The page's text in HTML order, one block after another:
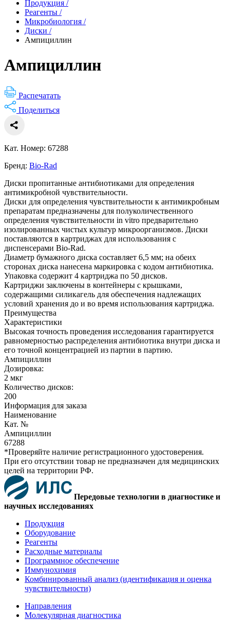
Продукция /
Реагенты /
Микробиология /
Диски /
Ампициллин
Ампициллин
Распечатать
Поделиться
Кат. Номер: 67288
Бренд: Bio-Rad
Диски пропитанные антибиотиками для определения
антимикробной чувствительности.
Диски для определения чувствительности к антимикробным
препаратам предназначены для полуколичественного
определения чувствительности in vitro предварительно
изолированных чистых культур микроорганизмов. Диски
поставляются в картриджах для использования с
диспенсерами Bio-Rad.
Диаметр бумажного диска составляет 6,5 мм; на обеих
сторонах диска нанесена маркировка с кодом антибиотика.
Упаковка содержит 4 картриджа по 50 дисков.
Картриджи заключены в контейнеры с крышками,
содержащими силикагель для обеспечения надлежащих
условий хранения до и во время использования картриджа.
Преимущества
Характеристики
Высокая точность проведения исследования гарантируется
равномерностью распределения антибиотика внутри диска и
его точной концентрацией из партии в партию.
Ампициллин
Дозировка:
2 мкг
Количество дисков:
200
Информация для заказа
Наименование
Кат. №
Ампициллин
67288
*Проверяйте наличие регистрационного удостоверения.
При его отсутствии товар не предназначен для медицинских
целей на территории РФ.
Передовые технологии в диагностике и
научных исследованиях
Продукция
Оборудование
Реагенты
Расходные материалы
Программное обеспечение
Иммунохимия
Комбинированный анализ (идентификация и оценка
чувствительности)
Направления
Молекулярная диагностика